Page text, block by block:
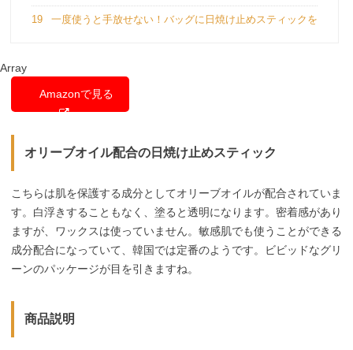
19 一度使うと手放せない！バッグに日焼け止めスティックを
Array
Amazonで見る
オリーブオイル配合の日焼け止めスティック
こちらは肌を保護する成分としてオリーブオイルが配合されていま
す。白浮きすることもなく、塗ると透明になります。密着感があり
ますが、ワックスは使っていません。敏感肌でも使うことができる
成分配合になっていて、韓国では定番のようです。ビビッドなグリ
ーンのパッケージが目を引きますね。
商品説明